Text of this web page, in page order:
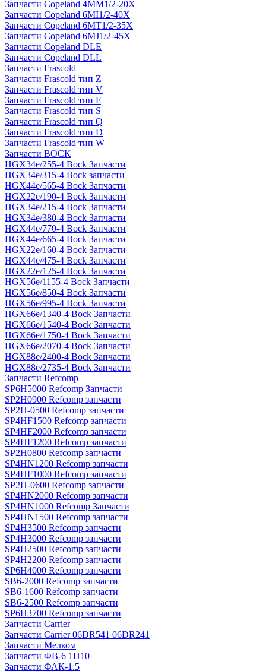
Запчасти Copeland 4MM1/2-20X
Запчасти Copeland 6MI1/2-40X
Запчасти Copeland 6MT1/2-35X
Запчасти Copeland 6MJ1/2-45X
Запчасти Copeland DLE
Запчасти Copeland DLL
Запчасти Frascold
Запчасти Frascold тип Z
Запчасти Frascold тип V
Запчасти Frascold тип F
Запчасти Frascold тип S
Запчасти Frascold тип Q
Запчасти Frascold тип D
Запчасти Frascold тип W
Запчасти BOCK
HGX34e/255-4 Bock Запчасти
HGX34e/315-4 Bock запчасти
HGX44e/565-4 Bock Запчасти
HGX22e/190-4 Bock Запчасти
HGX34e/215-4 Bock Запчасти
HGX34e/380-4 Bock Запчасти
HGX44e/770-4 Bock Запчасти
HGX44e/665-4 Bock Запчасти
HGX22e/160-4 Bock Запчасти
HGX44e/475-4 Bock Запчасти
HGX22e/125-4 Bock Запчасти
HGX56e/1155-4 Bock Запчасти
HGX56e/850-4 Bock Запчасти
HGX56e/995-4 Bock Запчасти
HGX66e/1340-4 Bock Запчасти
HGX66e/1540-4 Bock Запчасти
HGX66e/1750-4 Bock Запчасти
HGX66e/2070-4 Bock Запчасти
HGX88e/2400-4 Bock Запчасти
HGX88e/2735-4 Bock Запчасти
Запчасти Refcomp
SP6H5000 Refcomp Запчасти
SP2H0900 Refcomp запчасти
SP2H-0500 Refcomp запчасти
SP4HF1500 Refcomp запчасти
SP4HF2000 Refcomp запчасти
SP4HF1200 Refcomp запчасти
SP2H0800 Refcomp запчасти
SP4HN1200 Refcomp запчасти
SP4HF1000 Refcomp запчасти
SP2H-0600 Refcomp запчасти
SP4HN2000 Refcomp запчасти
SP4HN1000 Refcomp Запчасти
SP4HN1500 Refcomp запчасти
SP4H3500 Refcomp запчасти
SP4H3000 Refcomp запчасти
SP4H2500 Refcomp запчасти
SP4H2200 Refcomp запчасти
SP6H4000 Refcomp запчасти
SB6-2000 Refcomp запчасти
SB6-1600 Refcomp запчасти
SB6-2500 Refcomp запчасти
SP6H3700 Refcomp запчасти
Запчасти Carrier
Запчасти Carrier 06DR541 06DR241
Запчасти Мелком
Запчасти ФВ-6 1П10
Запчасти ФАК-1.5